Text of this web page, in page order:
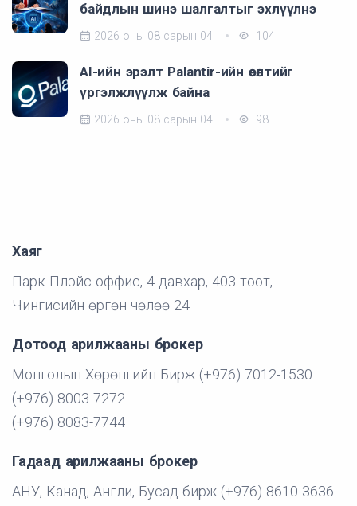
байдлын шинэ шалгалтыг эхлүүлнэ
2026 оны 08 сарын 04 104
AI-ийн эрэлт Palantir-ийн өсөлтийг
үргэлжлүүлж байна
2026 оны 08 сарын 04 98
Хаяг
Парк Плэйс оффис, 4 давхар, 403 тоот,
Чингисийн өргөн чөлөө-24
Дотоод арилжааны брокер
Монголын Хөрөнгийн Бирж (+976) 7012-1530
(+976) 8003-7272
(+976) 8083-7744
Гадаад арилжааны брокер
АНУ, Канад, Англи, Бусад бирж (+976) 8610-3636